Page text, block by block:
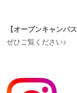
【オープンキャンパ
ぜひご覧ください♪